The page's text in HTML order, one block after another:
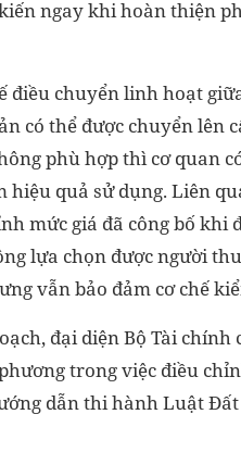
ngay khi hoàn thiện
điều chuyển linh hoạt
có thể được chuyển lên
phù hợp thì cơ quan
quả sử dụng. Liên
mức giá đã công bố khi
lựa chọn được người
vẫn bảo đảm cơ chế
đại diện Bộ Tài
trong việc điều
dẫn thi hành Luật